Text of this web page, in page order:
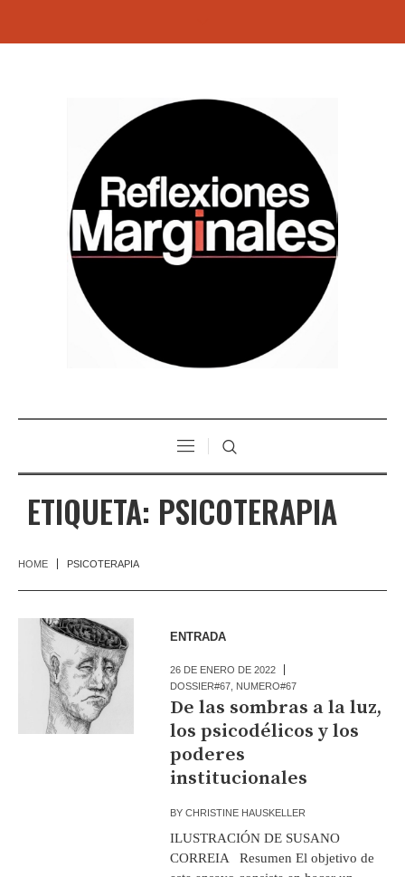
ETIQUETA: PSICOTERAPIA
HOME PSICOTERAPIA
ENTRADA
26 DE ENERO DE 2022
DOSSIER#67 NUMERO#67
De las sombras a la luz,
los psicodélicos y los
poderes
institucionales
BYCHRISTINE HAUSKELLER
ILUSTRACIÓN DE SUSANO
CORREIA Resumen El objetivo de